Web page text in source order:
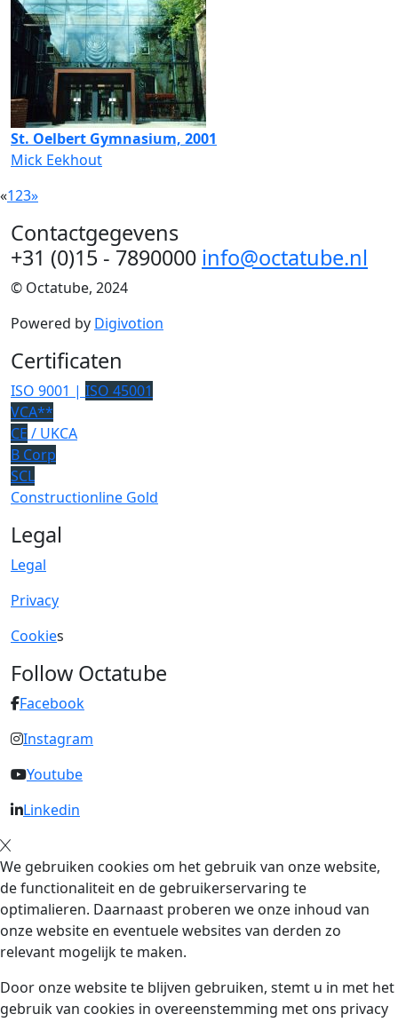
St. Oelbert Gymnasium, 2001
Mick Eekhout
«123»
Contactgegevens
+31 (0)15 - 7890000 info@octatube.nl
© Octatube, 2024
Powered by Digivotion
Certificaten
ISO 9001 | ISO 45001
VCA**
CE / UKCA
B Corp
SCL
Constructionline Gold
Legal
Legal
Privacy
Cookies
Follow Octatube
Facebook
Instagram
Youtube
Linkedin
We gebruiken cookies om het gebruik van onze website,
de functionaliteit en de gebruikerservaring te
optimalieren. Daarnaast proberen we onze inhoud van
onze website en eventuele websites van derden zo
relevant mogelijk te maken.
Door onze website te blijven gebruiken, stemt u in met het
gebruik van cookies in overeenstemming met ons privacy